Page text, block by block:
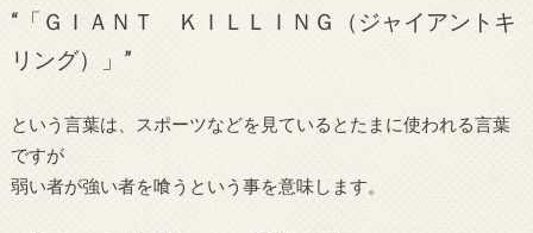
“「ＧＩＡＮＴ ＫＩＬＬＩＮＧ（ジャイアントキ
リング）」”
という言葉は、スポーツなどを見ているとたまに使われる言葉
ですが
弱い者が強い者を喰うという事を意味します。